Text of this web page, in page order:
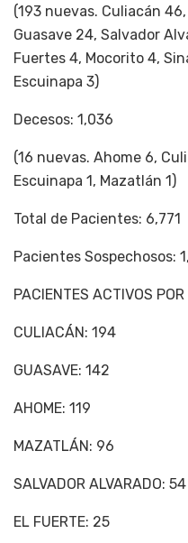
(193 nuevas. Culiacán
Guasave 24, Salvador
Fuertes 4, Mocorito 4,
Escuinapa 3)
Decesos: 1,036
(16 nuevas. Ahome 6,
Escuinapa 1, Mazatlán 1)
Total de Pacientes: 6,771
Pacientes Sospechosos:
PACIENTES ACTIVOS
CULIACÁN: 194
GUASAVE: 142
AHOME: 119
MAZATLÁN: 96
SALVADOR ALVARADO: 54
EL FUERTE: 25